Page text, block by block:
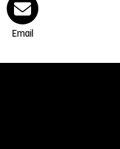
Email